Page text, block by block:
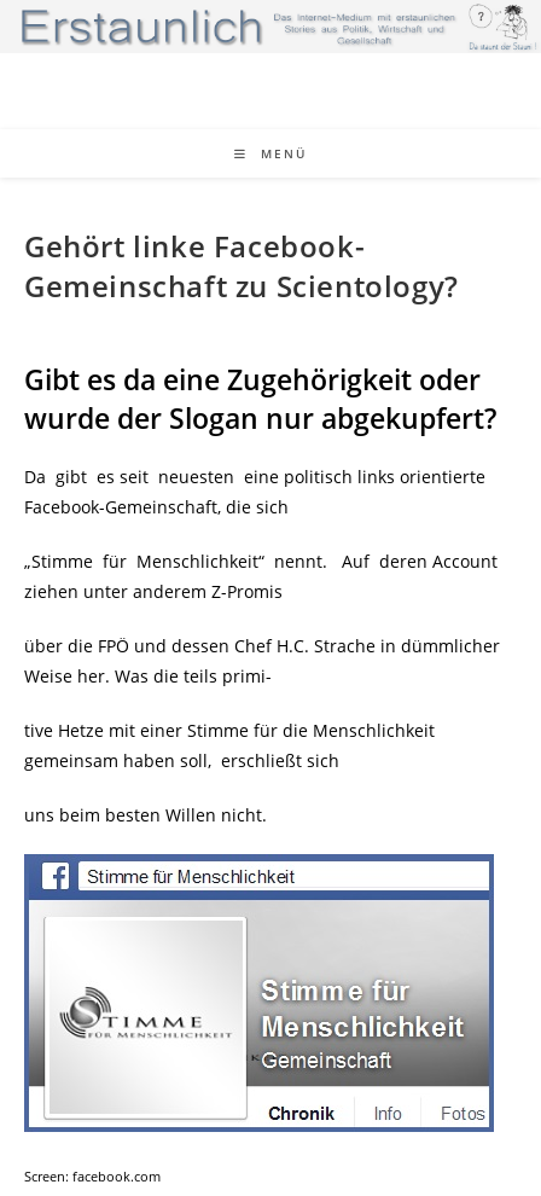
Zum
Inhalt
MENÜ
Gehört linke Facebook-
Gemeinschaft zu Scientology?
Gibt es da eine Zugehörigkeit oder
wurde der Slogan nur abgekupfert?
Da gibt es seit neuesten eine politisch links orientierte
Facebook-Gemeinschaft, die sich
„Stimme für Menschlichkeit“ nennt. Auf deren Account
ziehen unter anderem Z-Promis
über die FPÖ und dessen Chef H.C. Strache in dümmlicher
Weise her. Was die teils primi-
tive Hetze mit einer Stimme für die Menschlichkeit
gemeinsam haben soll, erschließt sich
uns beim besten Willen nicht.
Screen: facebook.com